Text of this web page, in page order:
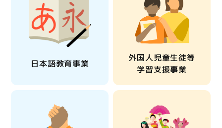
日本語教育事業
外国人児童生徒等
学習支援事業